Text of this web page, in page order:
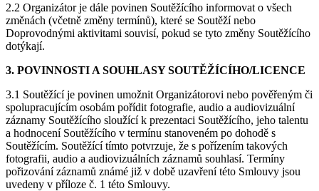
2.2 Organizátor je dále povinen Soutěžícího informovat o všech
změnách (včetně změny termínů), které se Soutěží nebo
Doprovodnými aktivitami souvisí, pokud se tyto změny Soutěžícího
dotýkají.
3. POVINNOSTI A SOUHLASY SOUTĚŽÍCÍHO/LICENCE
3.1 Soutěžící je povinen umožnit Organizátorovi nebo pověřeným či
spolupracujícím osobám pořídit fotografie, audio a audiovizuální
záznamy Soutěžícího sloužící k prezentaci Soutěžícího, jeho talentu
a hodnocení Soutěžícího v termínu stanoveném po dohodě s
Soutěžícím. Soutěžící tímto potvrzuje, že s pořízením takových
fotografii, audio a audiovizuálních záznamů souhlasí. Termíny
pořizování záznamů známé již v době uzavření této Smlouvy jsou
uvedeny v příloze č. 1 této Smlouvy.